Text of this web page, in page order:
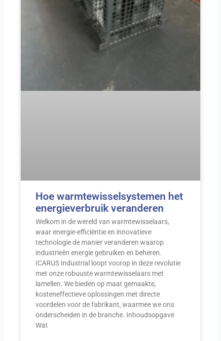
Hoe warmtewisselsystemen het
energieverbruik veranderen
Welkom in de wereld van warmtewisselaars,
waar energie-efficiëntie en innovatieve
technologie de manier veranderen waarop
industrieën energie gebruiken en beheren.
ICARUS Industrial loopt voorop in deze revolutie
met onze robuuste warmtewisselaars met
lamellen. We bieden op maat gemaakte,
kosteneffectieve oplossingen met directe
voordelen voor de fabrikant, waarmee we ons
onderscheiden in de branche. Inhoudsopgave
Wat